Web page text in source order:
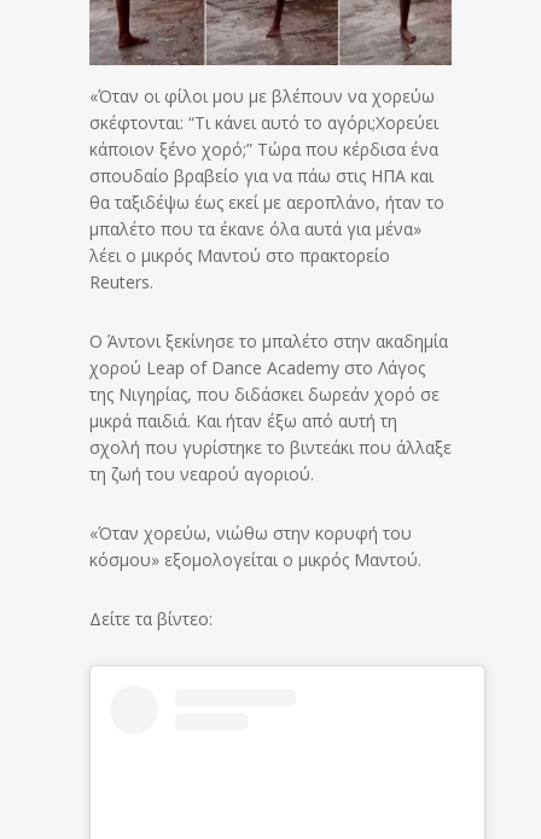
«Όταν οι φίλοι μου με βλέπουν να χορεύω
σκέφτονται: “Τι κάνει αυτό το αγόρι;Χορεύει
κάποιον ξένο χορό;” Τώρα που κέρδισα ένα
σπουδαίο βραβείο για να πάω στις ΗΠΑ και
θα ταξιδέψω έως εκεί με αεροπλάνο, ήταν το
μπαλέτο που τα έκανε όλα αυτά για μένα»
λέει ο μικρός Μαντού στο πρακτορείο
Reuters.
Ο Άντονι ξεκίνησε το μπαλέτο στην ακαδημία
χορού Leap of Dance Academy στο Λάγος
της Νιγηρίας, που διδάσκει δωρεάν χορό σε
μικρά παιδιά. Και ήταν έξω από αυτή τη
σχολή που γυρίστηκε το βιντεάκι που άλλαξε
τη ζωή του νεαρού αγοριού.
«Όταν χορεύω, νιώθω στην κορυφή του
κόσμου» εξομολογείται ο μικρός Μαντού.
Δείτε τα βίντεο: